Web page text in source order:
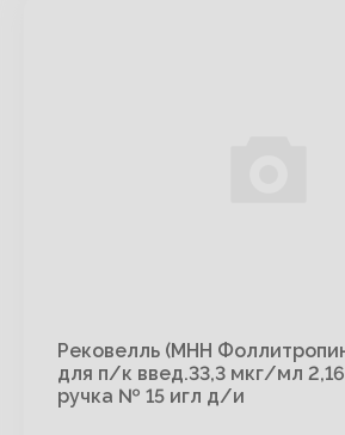
Рековелль (МНН
для п/к введ.33,3 мкг/мл
ручка № 15 игл д/и